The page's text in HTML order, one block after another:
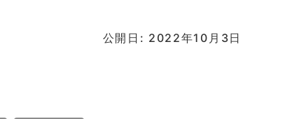
公開日: 2022年10月3日